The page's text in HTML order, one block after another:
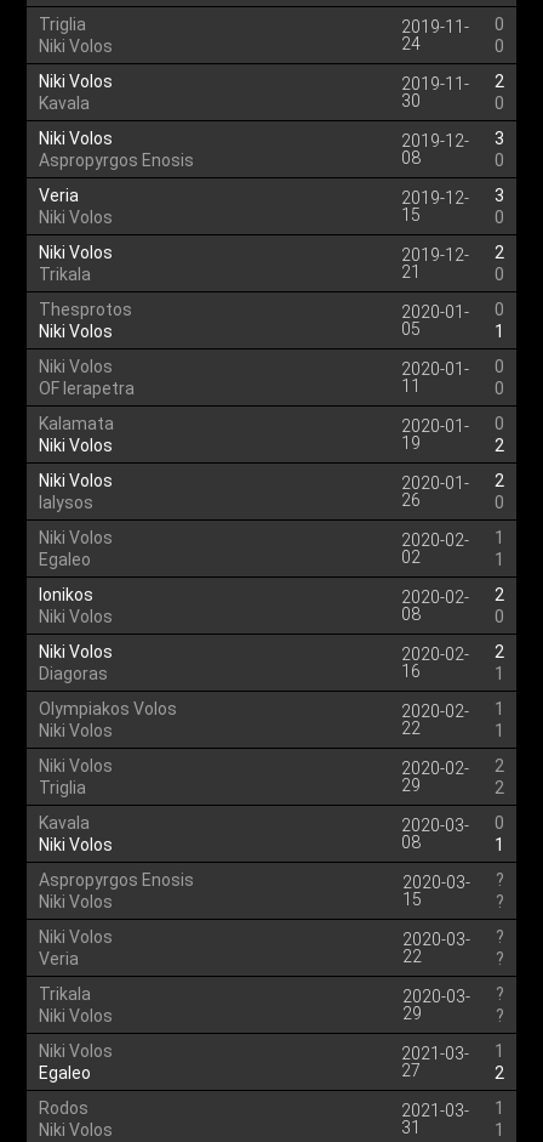
Triglia
Niki Volos
2019-11-
24
0
0
Niki Volos
Kavala
2019-11-
30
2
0
Niki Volos
Aspropyrgos Enosis
2019-12-
08
3
0
Veria
Niki Volos
2019-12-
15
3
0
Niki Volos
Trikala
2019-12-
21
2
0
Thesprotos
Niki Volos
2020-01-
05
0
1
Niki Volos
OF Ierapetra
2020-01-
11
0
0
Kalamata
Niki Volos
2020-01-
19
0
2
Niki Volos
Ialysos
2020-01-
26
2
0
Niki Volos
Egaleo
2020-02-
02
1
1
Ionikos
Niki Volos
2020-02-
08
2
0
Niki Volos
Diagoras
2020-02-
16
2
1
Olympiakos Volos
Niki Volos
2020-02-
22
1
1
Niki Volos
Triglia
2020-02-
29
2
2
Kavala
Niki Volos
2020-03-
08
0
1
Aspropyrgos Enosis
Niki Volos
2020-03-
15
?
?
Niki Volos
Veria
2020-03-
22
?
?
Trikala
Niki Volos
2020-03-
29
?
?
Niki Volos
Egaleo
2021-03-
27
1
2
Rodos
Niki Volos
2021-03-
31
1
1